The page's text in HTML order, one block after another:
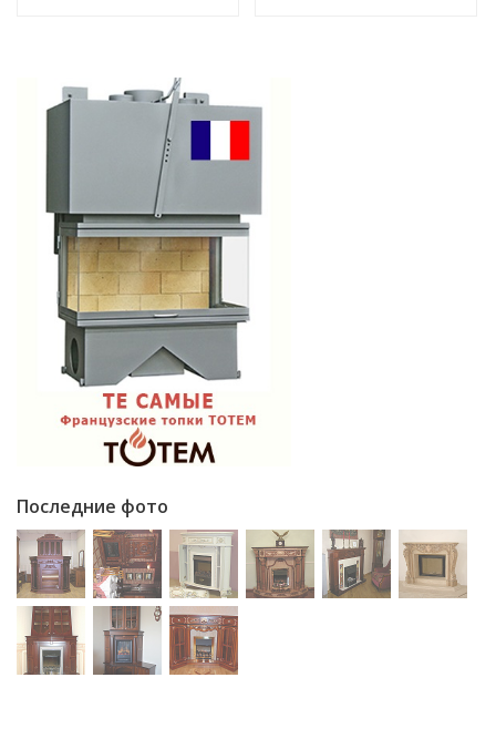
Последние фото